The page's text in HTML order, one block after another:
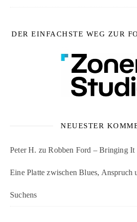
DER EINFACHSTE WEG ZUR
NEUESTER
Peter H. zuRobben Ford – Bringing
Eine Platte zwischen Blues, Anspruch
Suchens